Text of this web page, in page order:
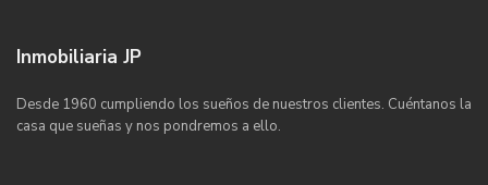
Inmobiliaria JP
Desde 1960 cumpliendo los sueños de nuestros clientes. Cuéntanos la
casa que sueñas y nos pondremos a ello.